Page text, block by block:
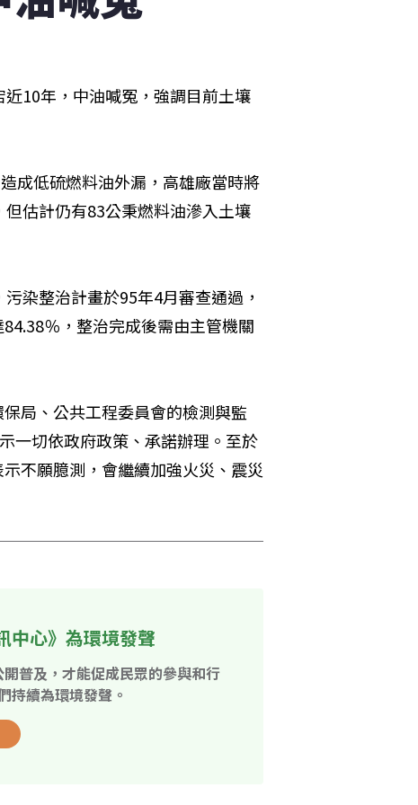
10年，中油喊冤，強調目前土壤
成低硫燃料油外漏，高雄廠當時將
估計仍有83公秉燃料油滲入土壤
染整治計畫於95年4月審查通過，
％，整治完成後需由主管機關
局、公共工程委員會的檢測與監
一切依政府政策、承諾辦理。至於
不願臆測，會繼續加強火災、震災
中心》為環境發聲
普及，才能促成民眾的參與和行
持續為環境發聲。